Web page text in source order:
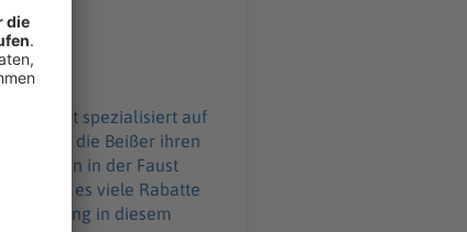
ist spezialisiert auf
wenn die Beißer ihren
der Zahn in der Faust